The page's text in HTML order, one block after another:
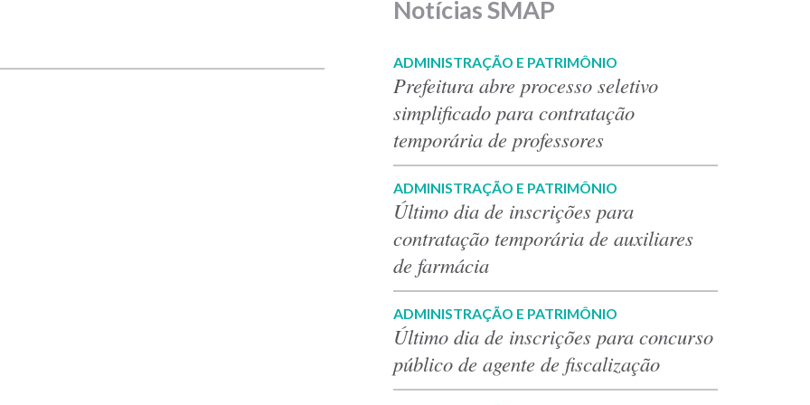
Notícias SMAP
ADMINISTRAÇÃO E PATRIMÔNIO
Prefeitura abre processo seletivo
simplificado para contratação
temporária de professores
ADMINISTRAÇÃO E PATRIMÔNIO
Último dia de inscrições para
contratação temporária de auxiliares
de farmácia
ADMINISTRAÇÃO E PATRIMÔNIO
Último dia de inscrições para concurso
público de agente de fiscalização